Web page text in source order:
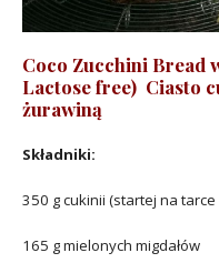
Coco Zucchini Bread
Lactose free) Ciasto
żurawiną
Składniki:
350 g cukinii (startej na
165 g mielonych migdałów